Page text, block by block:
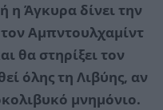
η Άγκυρα δίνει την
Αμπντουλχαμίντ
θα στηρίξει τον
όλης τη Λιβύης, αν
μνημόνιο.